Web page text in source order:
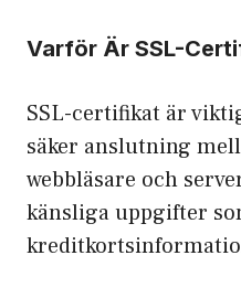
Varför Är SSL-
SSL-certifikat är
säker anslutning
webbläsare och
känsliga uppgifter